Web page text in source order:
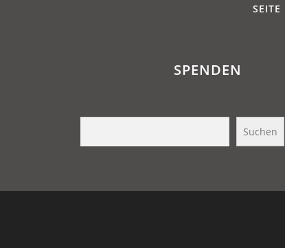
SEITE
SPENDEN
Suchen